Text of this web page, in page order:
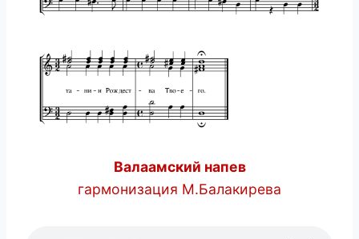
Валаамский напев
гармонизация М.Балакирева